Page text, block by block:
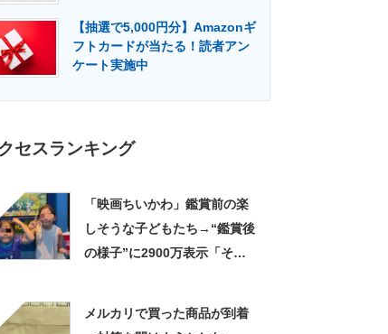
【抽選で5,000円分】Amazonギ
フトカードが当たる！読者アン
ケート実施中
セスランキング
「映画ちいかわ」鑑賞前の楽
しそうな子どもたち→“鑑賞後
の様子”に2900万表示「そう
メルカリで買った商品が到着